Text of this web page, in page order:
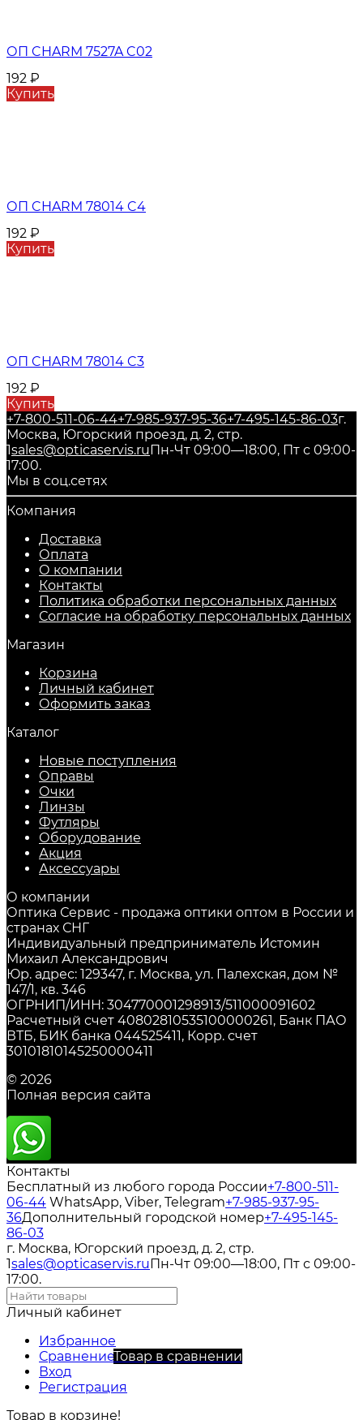
ОП CHARM 7527A C02
192 ₽
Купить
ОП CHARM 78014 C4
192 ₽
Купить
ОП CHARM 78014 C3
192 ₽
Купить
+7-800-511-06-44+7-985-937-95-36+7-495-145-86-03г.
Москва, Югорский проезд, д. 2, стр.
1sales@opticaservis.ruПн-Чт 09:00—18:00, Пт с 09:00-
17:00.
Мы в соц.сетях
Компания
Доставка
Оплата
О компании
Контакты
Политика обработки персональных данных
Согласие на обработку персональных данных
Магазин
Корзина
Личный кабинет
Оформить заказ
Каталог
Новые поступления
Оправы
Очки
Линзы
Футляры
Оборудование
Акция
Аксессуары
О компании
Оптика Сервис - продажа оптики оптом в России и
странах СНГ
Индивидуальный предприниматель Истомин
Михаил Александрович
Юр. адрес: 129347, г. Москва, ул. Палехская, дом №
147/1, кв. 346
ОГРНИП/ИНН: 304770001298913/511000091602
Расчетный счет 40802810535100000261, Банк ПАО
ВТБ, БИК банка 044525411, Корр. счет
30101810145250000411
© 2026
Полная версия сайта
Контакты
Бесплатный из любого города России+7-800-511-
06-44 WhatsApp, Viber, Telegram+7-985-937-95-
36Дополнительный городской номер+7-495-145-
86-03
г. Москва, Югорский проезд, д. 2, стр.
1sales@opticaservis.ruПн-Чт 09:00—18:00, Пт с 09:00-
17:00.
Личный кабинет
Избранное
СравнениеТовар в сравнении
Вход
Регистрация
Товар в корзине!